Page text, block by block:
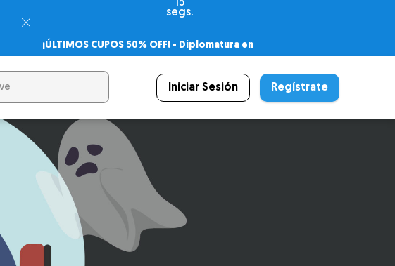
13
segs.
¡ÚLTIMOS CUPOS 50% OFF! - Diplomatura en
– Certificado Universitario
Iniciar Sesión Regístrate